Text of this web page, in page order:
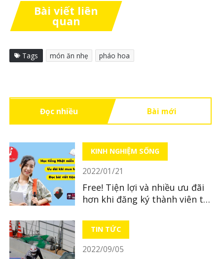
Bài viết liên
quan
Tags món ăn nhẹ pháo hoa
Đọc nhiều Bài mới
KINH NGHIỆM SỐNG
2022/01/21
Free! Tiện lợi và nhiều ưu đãi
hơn khi đăng ký thành viên tại
TIN TỨC
2022/09/05